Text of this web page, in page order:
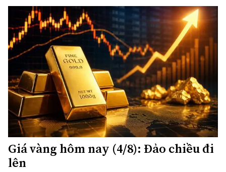
Giá vàng hôm nay (4/8): Đảo chiều đi
lên